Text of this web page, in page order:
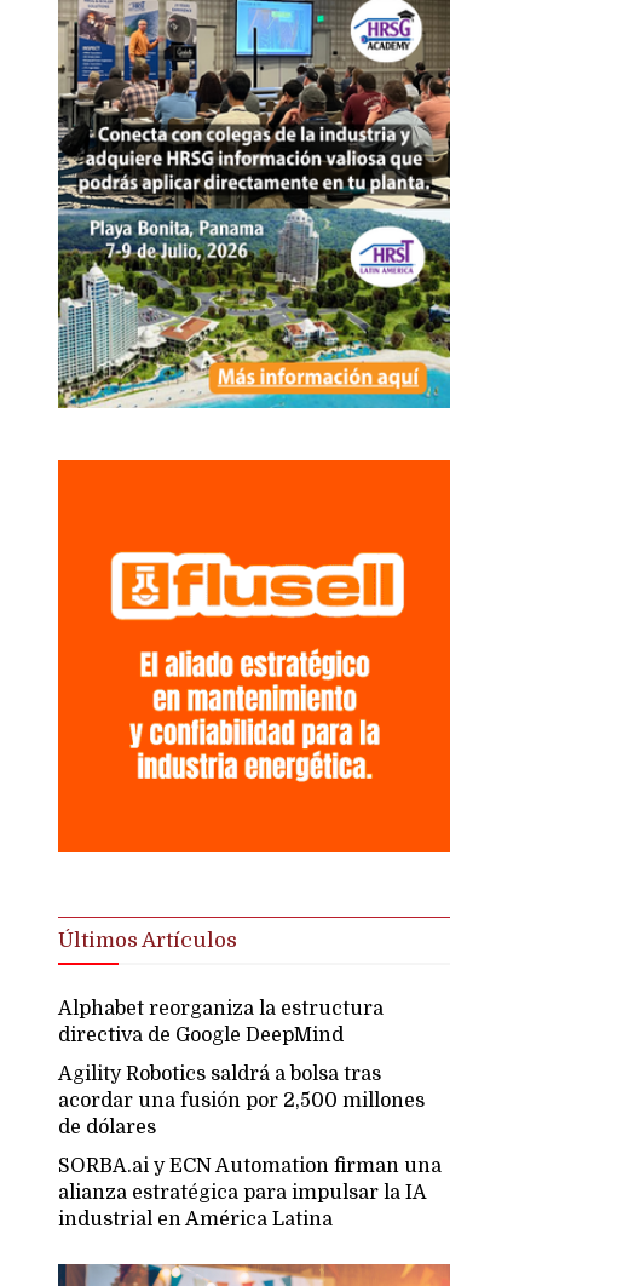
Últimos Artículos
Alphabet reorganiza la estructura
directiva de Google DeepMind
Agility Robotics saldrá a bolsa tras
acordar una fusión por 2,500 millones
de dólares
SORBA.ai y ECN Automation firman una
alianza estratégica para impulsar la IA
industrial en América Latina